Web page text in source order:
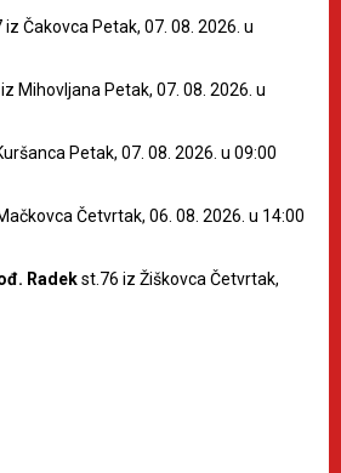
iz Čakovca Petak, 07. 08. 2026. u
Mihovljana Petak, 07. 08. 2026. u
Petak, 07. 08. 2026. u 09:00
Četvrtak, 06. 08. 2026. u 14:00
Radekst.76 iz Žiškovca Četvrtak,